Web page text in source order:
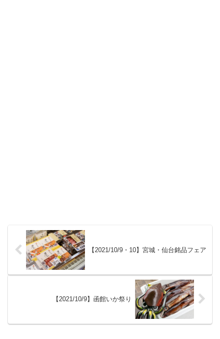
【2021/10/9・10】宮城・仙台銘品フェア
【2021/10/9】函館いか祭り